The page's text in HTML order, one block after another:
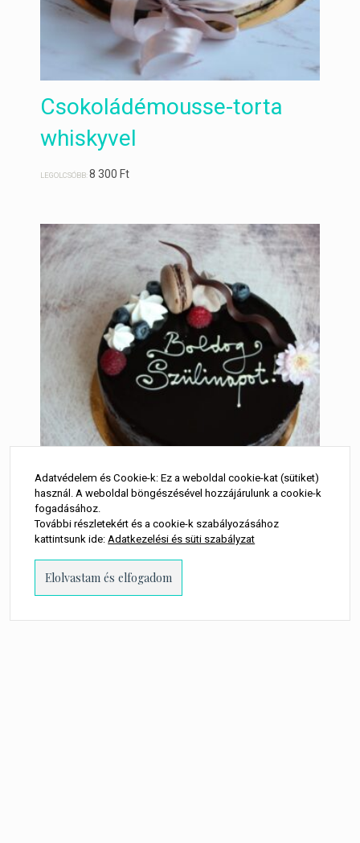
Csokoládémousse-torta
whiskyvel
LEGOLCSÓBB:8 300Ft
Málnás csokoládémousse
torta
LEGOLCSÓBB:9 050Ft
Adatvédelem és Cookie-k: Ez a weboldal cookie-kat (sütiket)
használ. A weboldal böngészésével hozzájárulunk a cookie-k
fogadásához.
További részletekért és a cookie-k szabályozásához
kattintsunk ide:Adatkezelési és süti szabályzat